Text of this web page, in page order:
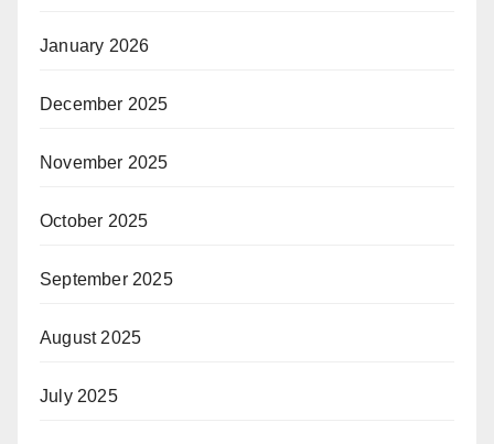
January 2026
December 2025
November 2025
October 2025
September 2025
August 2025
July 2025